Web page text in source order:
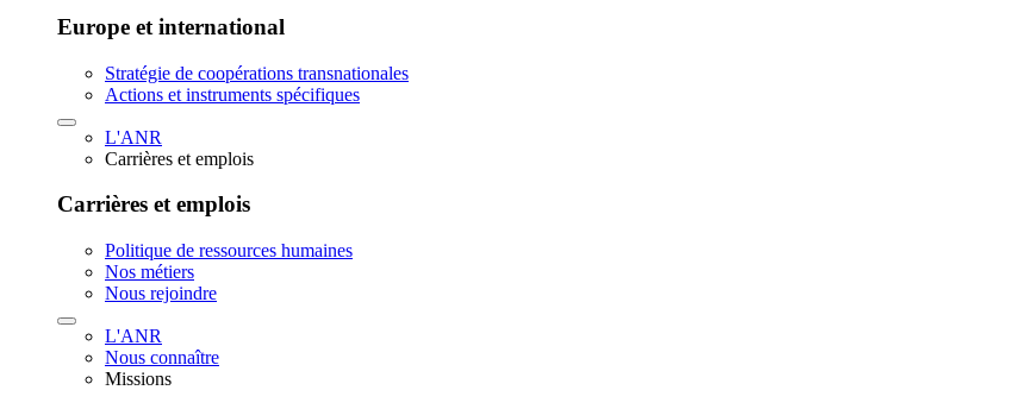
Europe et international
Stratégie de coopérations transnationales
Actions et instruments spécifiques
L'ANR
Carrières et emplois
Carrières et emplois
Politique de ressources humaines
Nos métiers
Nous rejoindre
L'ANR
Nous connaître
Missions